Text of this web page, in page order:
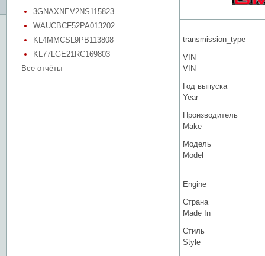
3GNAXNEV2NS115823
WAUCBCF52PA013202
KL4MMCSL9PB113808
KL77LGE21RC169803
Все отчёты
transmission_type
VIN
VIN
Год выпуска
Year
Производитель
Make
Модель
Model
Engine
Страна
Made In
Стиль
Style